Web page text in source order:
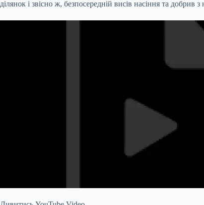
ділянок і звісно ж, безпосередній висів насіння та